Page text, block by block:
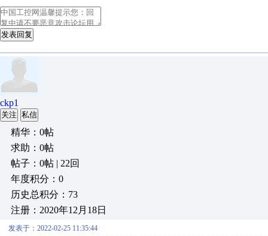
发表回复
ckp1
关注 私信
精华：0帖
求助：0帖
帖子：0帖 | 22回
年度积分：0
历史总积分：73
注册：2020年12月18日
发表于：2022-02-25 11:35:44